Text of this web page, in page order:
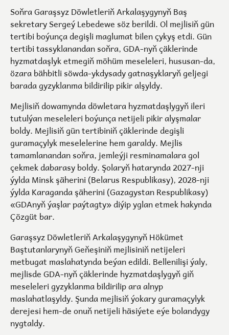
Soňra Garaşsyz Döwletleriň Arkalaşygynyň Baş
sekretary Sergeý Lebedewe söz berildi. Ol mejlisiň gün
tertibi boýunça degişli maglumat bilen çykyş etdi. Gün
tertibi tassyklanandan soňra, GDA-nyň çäklerinde
hyzmatdaşlyk etmegiň möhüm meseleleri, hususan-da,
özara bähbitli söwda-ykdysady gatnaşyklaryň geljegi
barada gyzyklanma bildirilip pikir alşyldy.
Mejlisiň dowamynda döwletara hyzmatdaşlygyň ileri
tutulýan meseleleri boýunça netijeli pikir alyşmalar
boldy. Mejlisiň gün tertibiniň çäklerinde degişli
guramaçylyk meselelerine hem garaldy. Mejlis
tamamlanandan soňra, jemleýji resminamalara gol
çekmek dabarasy boldy. Şolaryň hatarynda 2027-nji
ýylda Minsk şäherini (Belarus Respublikasy), 2028-nji
ýylda Karaganda şäherini (Gazagystan Respublikasy)
«GDAnyň ýaşlar paýtagty» diýip yglan etmek hakynda
Çözgüt bar.
Garaşsyz Döwletleriň Arkalaşygynyň Hökümet
Baştutanlarynyň Geňeşiniň mejlisiniň netijeleri
metbugat maslahatynda beýan edildi. Bellenilişi ýaly,
mejlisde GDA-nyň çäklerinde hyzmatdaşlygyň giň
meseleleri gyzyklanma bildirilip ara alnyp
maslahatlaşyldy. Şunda mejlisiň ýokary guramaçylyk
derejesi hem-de onuň netijeli häsiýete eýe bolandygy
nygtaldy.